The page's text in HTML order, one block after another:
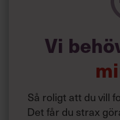
Vi
Så roligt att du vill
Det får du strax